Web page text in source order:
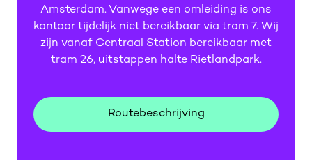
Amsterdam. Vanwege een omleiding is ons
kantoor tijdelijk niet bereikbaar via tram 7. Wij
zijn vanaf Centraal Station bereikbaar met
tram 26, uitstappen halte Rietlandpark.
Routebeschrijving
Routebeschrijving